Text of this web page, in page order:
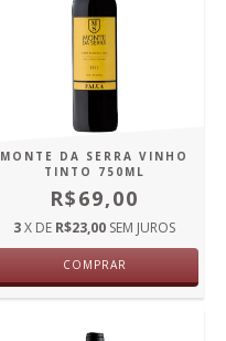
MONTE DA SERRA VINHO
TINTO 750ML
R$69,00
3X DE R$23,00 SEM JUROS
COMPRAR